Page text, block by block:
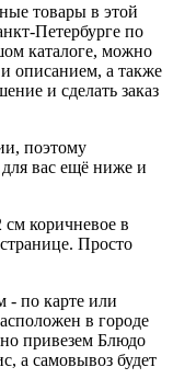
товары в этой
Петербурге по
каталоге, можно
описанием, а также
и сделать заказ
поэтому
вас ещё ниже и
коричневое в
Просто
- по карте или
в городе
привезем Блюдо
а самовывоз будет